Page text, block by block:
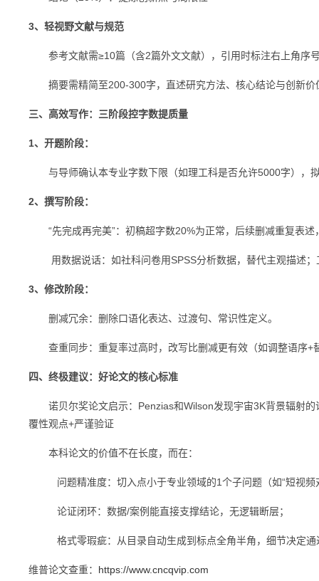
3、轻视野文献与规范
参考文献需≥10篇（含2篇外文文献），引用时标注右上角序
摘要需精简至200-300字，直述研究方法、核心结论与创新价
三、高效写作：三阶段控字数提质量
1、开题阶段：
与导师确认本专业字数下限（如理工科是否允许5000字），
2、撰写阶段：
“先完成再完美”：初稿超字数20%为正常，后续删减重复表述
用数据说话：如社科问卷用SPSS分析数据，替代主观描述；
3、修改阶段：
删减冗余：删除口语化表达、过渡句、常识性定义。
查重同步：重复率过高时，改写比删减更有效（如调整语序+
四、终极建议：好论文的核心标准
诺贝尔奖论文启示：Penzias和Wilson发现宇宙3K背景辐射
覆性观点+严谨验证
本科论文的价值不在长度，而在：
问题精准度：切入点小于专业领域的1个子问题（如“短视频
论证闭环：数据/案例能直接支撑结论，无逻辑断层；
格式零瑕疵：从目录自动生成到标点全角半角，细节决定通
维普论文查重： https://www.cncqvip.com